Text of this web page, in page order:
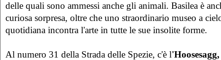
delle quali sono ammessi anche gli animali. Basilea è
curiosa sorpresa, oltre che uno straordinario museo a
quotidiana incontra l'arte in tutte le sue insolite forme.
Al numero 31 della Strada delle Spezie, c'è l